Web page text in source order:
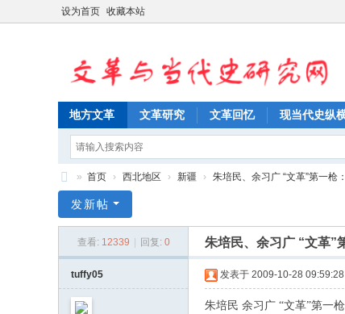
设为首页 收藏本站
地方文革 文革研究 文革回忆 现当代史纵
革
» 首页 › 西北地区 › 新疆 › 朱培民、余习广 “文革”第一枪
发新帖
查看: 12339 回复: 0 朱培民、余习广 “文革”
tuffy05 发表于 2009-10-28 09:59:28
朱培民 余习广 “文革”第一